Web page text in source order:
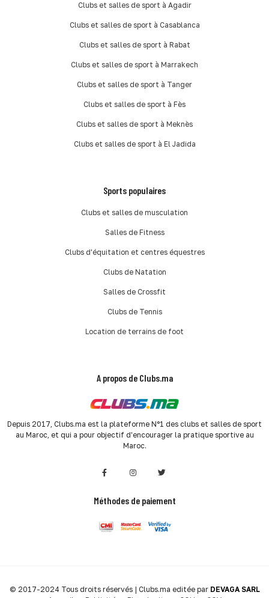
Clubs et salles de sport à Agadir
Clubs et salles de sport à Casablanca
Clubs et salles de sport à Rabat
Clubs et salles de sport à Marrakech
Clubs et salles de sport à Tanger
Clubs et salles de sport à Fès
Clubs et salles de sport à Meknès
Clubs et salles de sport à El Jadida
Sports populaires
Clubs et salles de musculation
Salles de Fitness
Clubs d'équitation et centres équestres
Clubs de Natation
Salles de Crossfit
Clubs de Tennis
Location de terrains de foot
A propos de Clubs.ma
Depuis 2017, Clubs.ma est la plateforme N°1 des clubs et salles de sport
au Maroc, et qui a pour objectif d'encourager la pratique sportive au
Maroc.
Méthodes de paiement
© 2017-2024 Tous droits réservés | Clubs.ma editée par DEVAGA SARL